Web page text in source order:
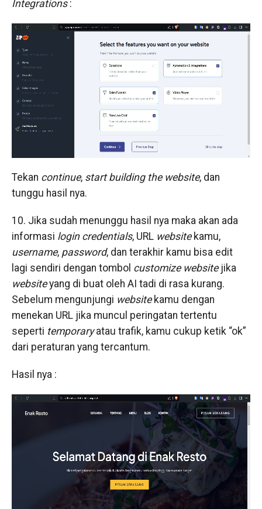
Integrations:
Tekan continue, start building the website, dan
tunggu hasil nya.
10. Jika sudah menunggu hasil nya maka akan ada
informasi login credentials, URL websitekamu,
username, password, dan terakhir kamu bisa edit
lagi sendiri dengan tombol customize websitejika
websiteyang di buat oleh AI tadi di rasa kurang.
Sebelum mengunjungi websitekamu dengan
menekan URL jika muncul peringatan tertentu
seperti temporaryatau trafik, kamu cukup ketik “ok”
dari peraturan yang tercantum.
Hasil nya :